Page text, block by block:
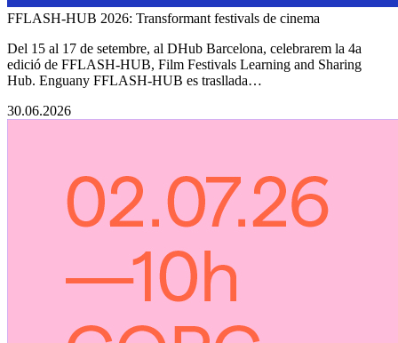
FFLASH-HUB 2026: Transformant festivals de cinema
Del 15 al 17 de setembre, al DHub Barcelona, celebrarem la 4a
edició de FFLASH-HUB, Film Festivals Learning and Sharing
Hub. Enguany FFLASH-HUB es trasllada…
30.06.2026